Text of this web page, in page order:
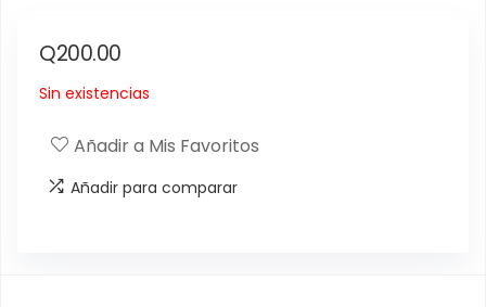
Q200.00
Sin existencias
Añadir a Mis Favoritos
Añadir para comparar